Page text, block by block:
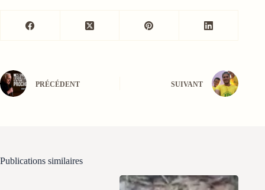
PRÉCÉDENT SUIVANT
Publications similaires